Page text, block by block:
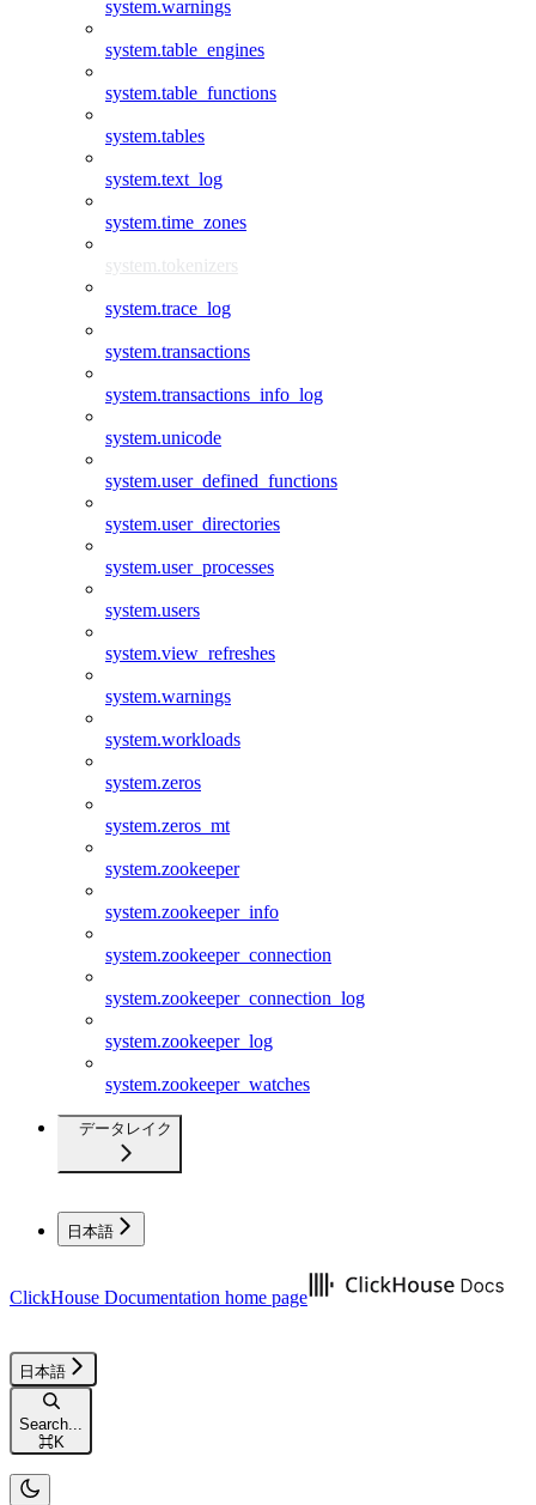
system.warnings
system.table_engines
system.table_functions
system.tables
system.text_log
system.time_zones
system.tokenizers
system.trace_log
system.transactions
system.transactions_info_log
system.unicode
system.user_defined_functions
system.user_directories
system.user_processes
system.users
system.view_refreshes
system.warnings
system.workloads
system.zeros
system.zeros_mt
system.zookeeper
system.zookeeper_info
system.zookeeper_connection
system.zookeeper_connection_log
system.zookeeper_log
system.zookeeper_watches
データレイク
日本語
ClickHouse Documentation home page
日本語
Search...
⌘K